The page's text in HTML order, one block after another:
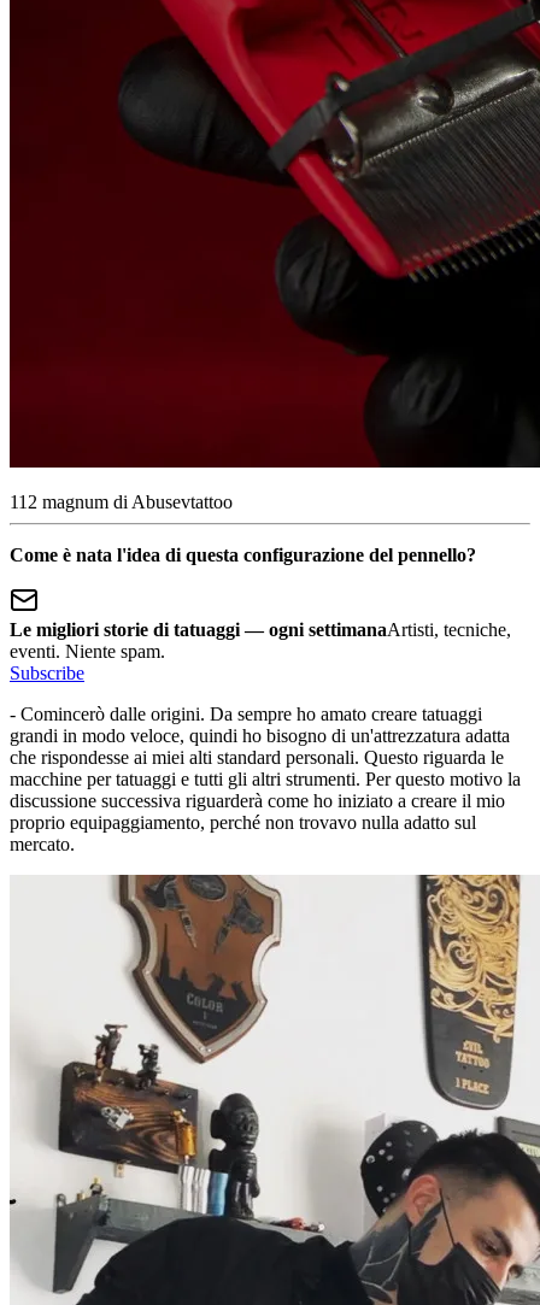
112 magnum di Abusevtattoo
Come è nata l'idea di questa configurazione del pennello?
Le migliori storie di tatuaggi — ogni settimanaArtisti, tecniche,
eventi. Niente spam.
Subscribe
- Comincerò dalle origini. Da sempre ho amato creare tatuaggi
grandi in modo veloce, quindi ho bisogno di un'attrezzatura adatta
che rispondesse ai miei alti standard personali. Questo riguarda le
macchine per tatuaggi e tutti gli altri strumenti. Per questo motivo la
discussione successiva riguarderà come ho iniziato a creare il mio
proprio equipaggiamento, perché non trovavo nulla adatto sul
mercato.